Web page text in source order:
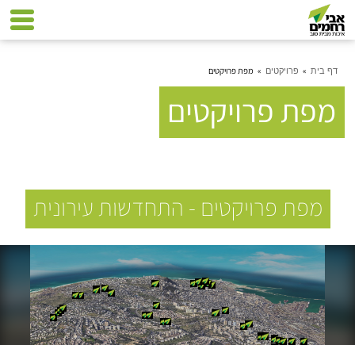
דף בית » פרויקטים » מפת פרויקטים
מפת פרויקטים
מפת פרויקטים - התחדשות עירונית